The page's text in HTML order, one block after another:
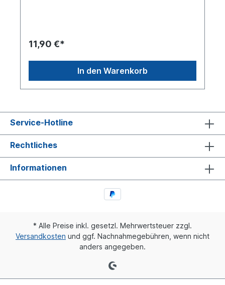
11,90 €*
In den Warenkorb
Service-Hotline
Rechtliches
Informationen
* Alle Preise inkl. gesetzl. Mehrwertsteuer zzgl.
Versandkosten und ggf. Nachnahmegebühren, wenn nicht
anders angegeben.